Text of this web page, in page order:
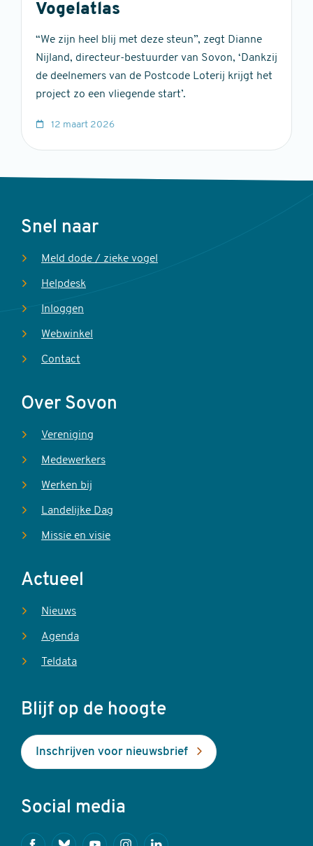
Vogelatlas
“We zijn heel blij met deze steun”, zegt Dianne
Nijland, directeur-bestuurder van Sovon, ‘Dankzij
de deelnemers van de Postcode Loterij krijgt het
project zo een vliegende start’.
12 maart 2026
Voet
Snel naar
Meld dode / zieke vogel
Helpdesk
Inloggen
Webwinkel
Contact
Over Sovon
Vereniging
Medewerkers
Werken bij
Landelijke Dag
Missie en visie
Actueel
Nieuws
Agenda
Teldata
Blijf op de hoogte
Inschrijven voor nieuwsbrief
Social media